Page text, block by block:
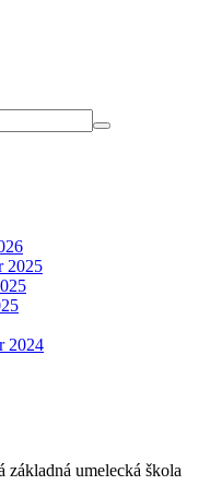
2025
2024
základná umelecká škola